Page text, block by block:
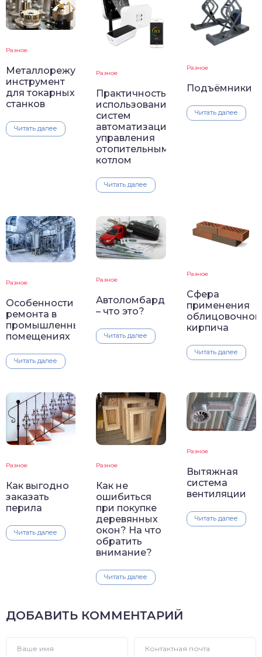
Разное
Металлорежущий
инструмент
для токарных
станков
Читать далее
Разное
Практичность
использования
систем
автоматизации
управления
отопительным
котлом
Читать далее
Разное
Подъёмники
Читать далее
Разное
Особенности
ремонта в
промышленных
помещениях
Читать далее
Разное
Автоломбард
– что это?
Читать далее
Разное
Сфера
применения
кирпича
Читать далее
Разное
Как выгодно
заказать
перила
Читать далее
Разное
Как не
ошибиться
при покупке
деревянных
окон? На что
обратить
внимание?
Читать далее
Разное
Вытяжная
система
вентиляции
Читать далее
ДОБАВИТЬ КОММЕНТАРИЙ